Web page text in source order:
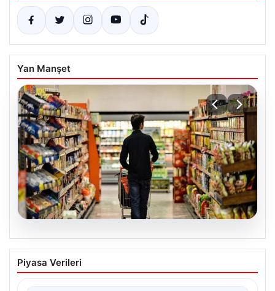
Yan Manşet
05.08.2026
Nisan Ayı Enflasyon Rakamları Ne
Zaman Açıklanacak? Ekonomistlerin
Piyasa Verileri